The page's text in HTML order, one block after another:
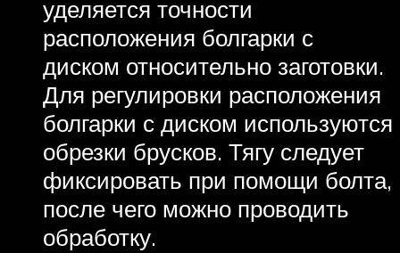
уделяется точности
расположения болгарки с
диском относительно заготовки.
Для регулировки расположения
болгарки с диском используются
обрезки брусков. Тягу следует
фиксировать при помощи болта,
после чего можно проводить
обработку.